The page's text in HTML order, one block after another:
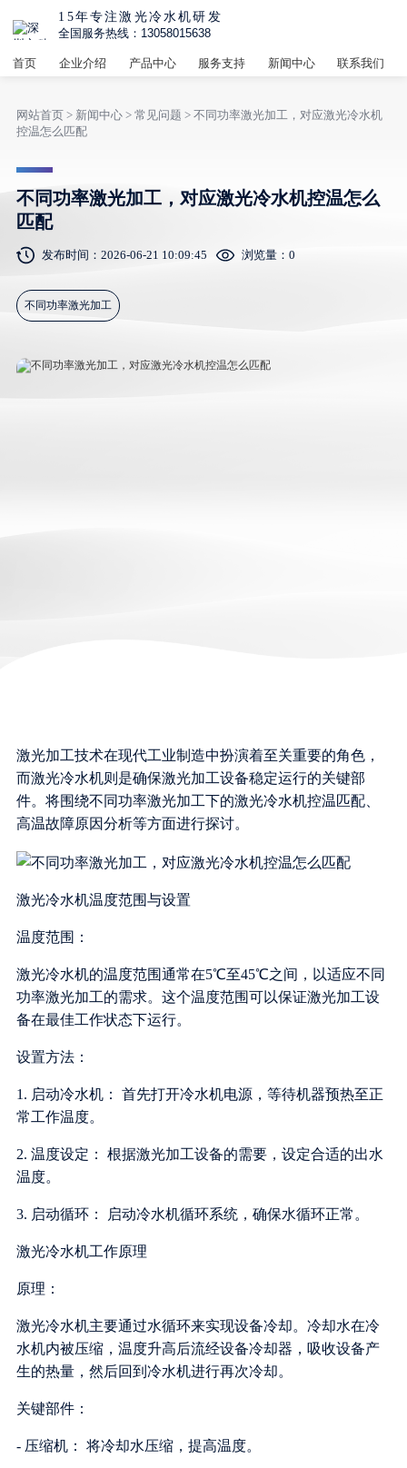
15年专注激光冷水机研发
全国服务热线：13058015638
首页 企业介绍 产品中心 服务支持 新闻中心 联系我们
网站首页> 新闻中心> 常见问题 > 不同功率激光加工，对应激光冷水机
控温怎么匹配
不同功率激光加工，对应激光冷水机控温怎么
匹配
发布时间：2026-06-21 10:09:45 浏览量： 0
不同功率激光加工
激光加工技术在现代工业制造中扮演着至关重要的角色，
而激光冷水机则是确保激光加工设备稳定运行的关键部
件。将围绕不同功率激光加工下的激光冷水机控温匹配、
高温故障原因分析等方面进行探讨。
激光冷水机温度范围与设置
温度范围：
激光冷水机的温度范围通常在5℃至45℃之间，以适应不同
功率激光加工的需求。这个温度范围可以保证激光加工设
备在最佳工作状态下运行。
设置方法：
1. 启动冷水机： 首先打开冷水机电源，等待机器预热至正
常工作温度。
2. 温度设定： 根据激光加工设备的需要，设定合适的出水
温度。
3. 启动循环： 启动冷水机循环系统，确保水循环正常。
激光冷水机工作原理
原理：
激光冷水机主要通过水循环来实现设备冷却。冷却水在冷
水机内被压缩，温度升高后流经设备冷却器，吸收设备产
生的热量，然后回到冷水机进行再次冷却。
关键部件：
- 压缩机： 将冷却水压缩，提高温度。